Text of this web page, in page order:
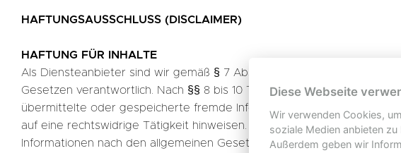
HAFTUNGSAUSSCHLUSS (DISCLAIMER)
HAFTUNG FÜR INHALTE
Als Diensteanbieter sind wir gemäß § 7 Abs.1 TMG für eigene Inhalte
Gesetzen verantwortlich. Nach §§ 8 bis 10 TMG sind wir als
übermittelte oder gespeicherte fremde Informationen zu überwachen
auf eine rechtswidrige Tätigkeit hinweisen. Verpflichtungen zur
Informationen nach den allgemeinen Gesetzen bleiben hiervon
Diese Webseite
Wir verwenden Cookies,
soziale Medien anbieten
Außerdem geben wir